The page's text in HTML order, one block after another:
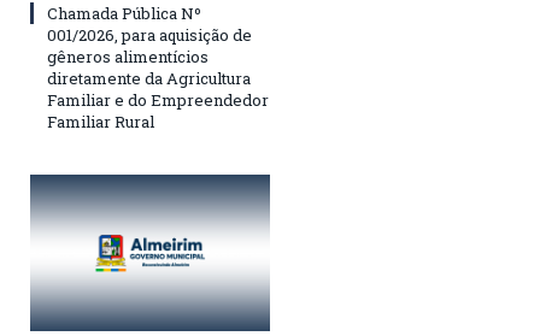
Chamada Pública Nº
001/2026, para aquisição de
gêneros alimentícios
diretamente da Agricultura
Familiar e do Empreendedor
Familiar Rural